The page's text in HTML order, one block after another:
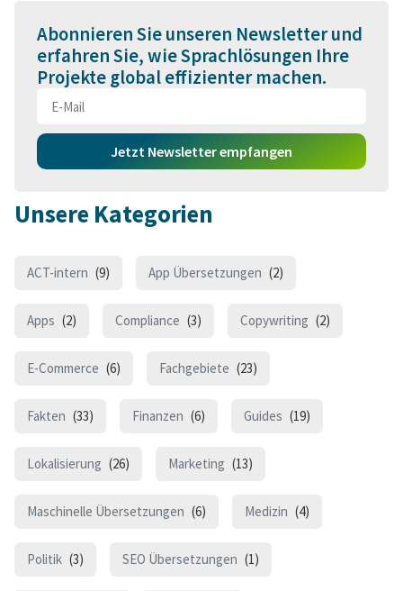
Abonnieren Sie unseren Newsletter und
erfahren Sie, wie Sprachlösungen Ihre
Projekte global effizienter machen.
Jetzt Newsletter empfangen
Unsere Kategorien
ACT-intern (9) App Übersetzungen (2)
Apps (2) Compliance (3) Copywriting (2)
E-Commerce (6) Fachgebiete (23)
Fakten (33) Finanzen (6) Guides (19)
Lokalisierung (26) Marketing (13)
Maschinelle Übersetzungen (6) Medizin (4)
Politik (3) SEO Übersetzungen (1)